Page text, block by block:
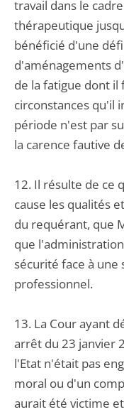
travail dans le
thérapeutique
bénéficié d'une
d'aménagements
de la fatigue dont il
circonstances qu'il
période n'est par
la carence fautive
12. Il résulte de ce
cause les qualités
du requérant, que
que
sécurité face à
professionnel.
13. La Cour ayant
arrêt du 23 janvier
l'Etat n'était pas
moral ou d'un
aurait été victime